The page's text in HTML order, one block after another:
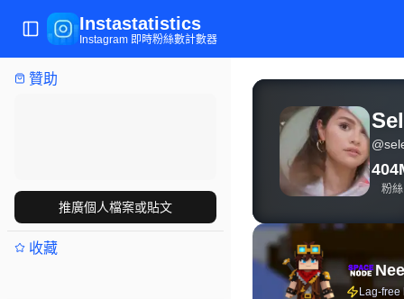
贊助
推廣個人檔案或貼文
收藏
切換選單
Instastatistics
Instagram 即時粉絲數計數器
Selena Gomez（
@
粉絲
Lag-free